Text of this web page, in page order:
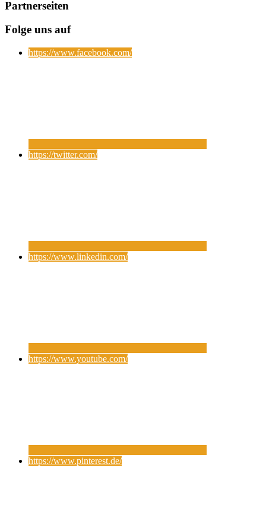
Partnerseiten
Folge uns auf
https://www.facebook.com/
https://twitter.com/
https://www.linkedin.com/
https://www.youtube.com/
https://www.pinterest.de/